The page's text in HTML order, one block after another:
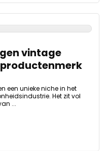
vintage
een unieke niche in het
Het zit vol
...